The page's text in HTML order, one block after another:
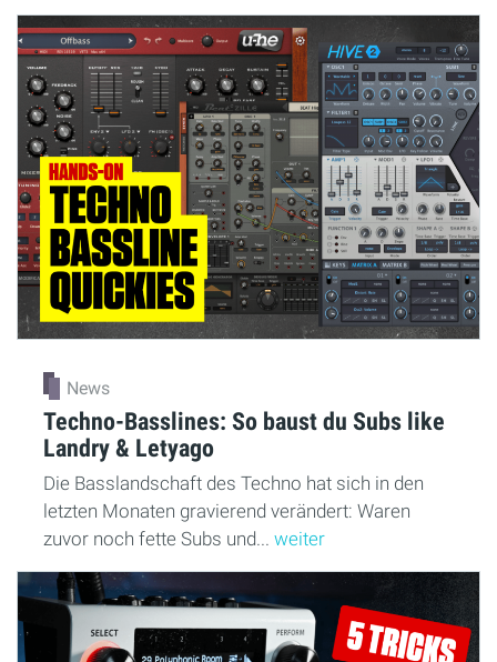
News
Techno-Basslines: So baust du Subs like
Landry & Letyago
Die Basslandschaft des Techno hat sich in den
letzten Monaten gravierend verändert: Waren
zuvor noch fette Subs und... weiter